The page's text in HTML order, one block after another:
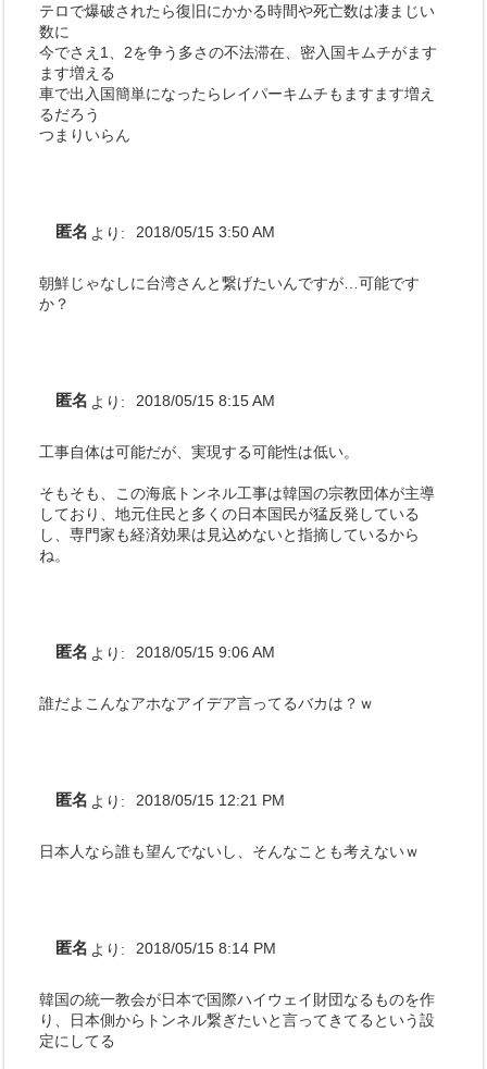
テロで爆破されたら復旧にかかる時間や死亡数は凄まじい
数に
今でさえ1、2を争う多さの不法滞在、密入国キムチがます
ます増える
車で出入国簡単になったらレイパーキムチもますます増え
るだろう
つまりいらん
匿名 より: 2018/05/15 3:50 AM
朝鮮じゃなしに台湾さんと繋げたいんですが…可能です
か？
匿名 より: 2018/05/15 8:15 AM
工事自体は可能だが、実現する可能性は低い。
そもそも、この海底トンネル工事は韓国の宗教団体が主導
しており、地元住民と多くの日本国民が猛反発している
し、専門家も経済効果は見込めないと指摘しているから
ね。
匿名 より: 2018/05/15 9:06 AM
誰だよこんなアホなアイデア言ってるバカは？ｗ
匿名 より: 2018/05/15 12:21 PM
日本人なら誰も望んでないし、そんなことも考えないｗ
匿名 より: 2018/05/15 8:14 PM
韓国の統一教会が日本で国際ハイウェイ財団なるものを作
り、日本側からトンネル繋ぎたいと言ってきてるという設
定にしてる